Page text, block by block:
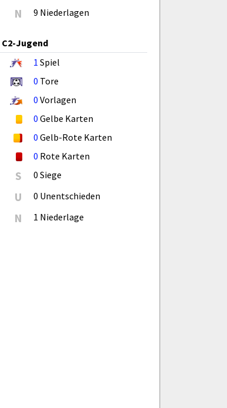
N 9 Niederlagen
C2-Jugend
1 Spiel
0 Tore
0 Vorlagen
0 Gelbe Karten
0 Gelb-Rote Karten
0 Rote Karten
S 0 Siege
U 0 Unentschieden
N 1 Niederlage